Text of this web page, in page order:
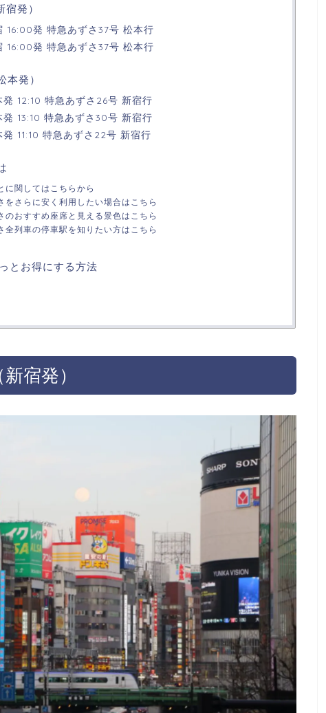
発）
16:00発 特急あずさ37号 松本行
16:00発 特急あずさ37号 松本行
発）
12:10 特急あずさ26号 新宿行
13:10 特急あずさ30号 新宿行
11:10 特急あずさ22号 新宿行
に関してはこちらから
をさらに安く利用したい場合はこちら
のおすすめ座席と見える景色はこちら
全列車の停車駅を知りたい方はこちら
とお得にする方法
宿発）